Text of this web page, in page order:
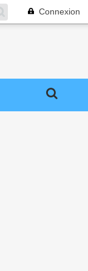
Connexion